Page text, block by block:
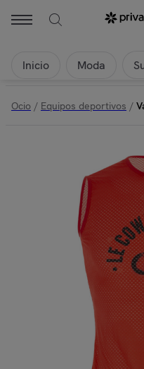
Inicio Moda
Ocio / Equipos deportivos /